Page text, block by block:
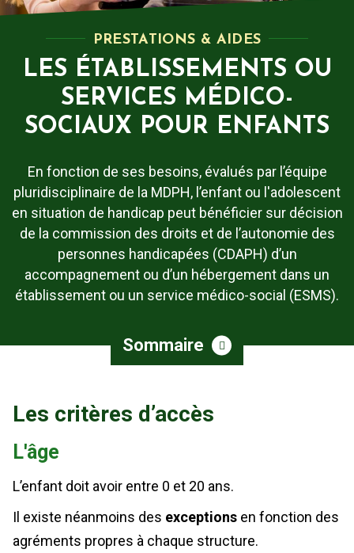
PRESTATIONS & AIDES
LES ÉTABLISSEMENTS OU
SERVICES MÉDICO-
SOCIAUX POUR ENFANTS
En fonction de ses besoins, évalués par l’équipe
pluridisciplinaire de la MDPH, l’enfant ou l'adolescent
en situation de handicap peut bénéficier sur décision
de la commission des droits et de l’autonomie des
personnes handicapées (CDAPH) d’un
accompagnement ou d’un hébergement dans un
établissement ou un service médico-social (ESMS).
Sommaire
Les critères d’accès
L'âge
L’enfant doit avoir entre 0 et 20 ans.
Il existe néanmoins des exceptions en fonction des
agréments propres à chaque structure.